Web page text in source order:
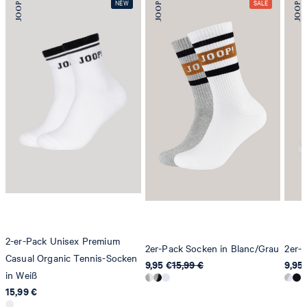
2-er-Pack Unisex Premium
Casual Organic Tennis-Socken
in Weiß
15,99 €
2er-Pack Socken in Blanc/Grau
9,95 €15,99 €
2er-
9,95